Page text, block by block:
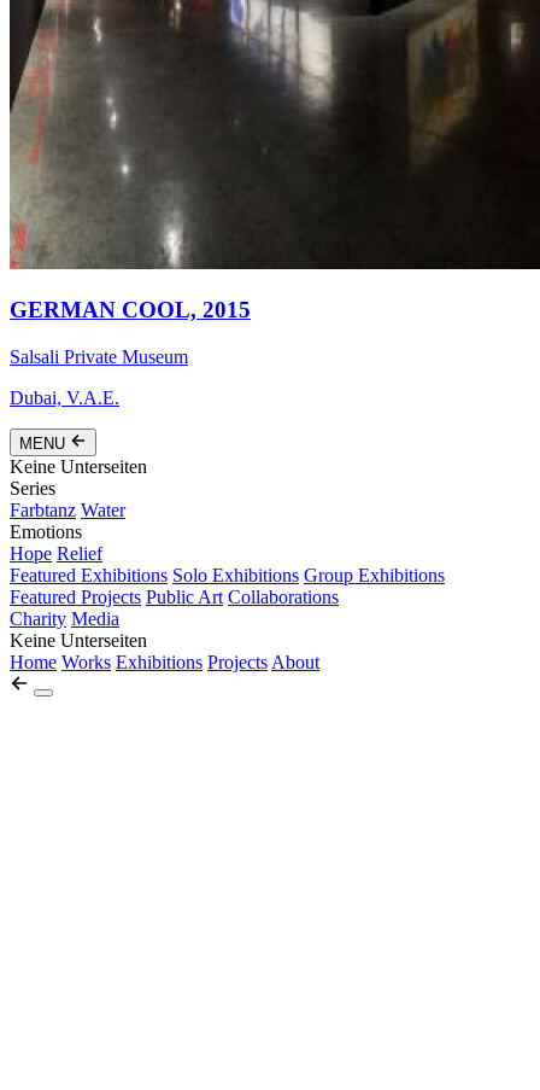
GERMAN COOL, 2015
Salsali Private Museum
Dubai, V.A.E.
MENU
Keine Unterseiten
Series
Farbtanz Water
Emotions
Hope Relief
Featured Exhibitions Solo Exhibitions Group Exhibitions
Featured Projects Public Art Collaborations
Charity Media
Keine Unterseiten
Home Works Exhibitions Projects About